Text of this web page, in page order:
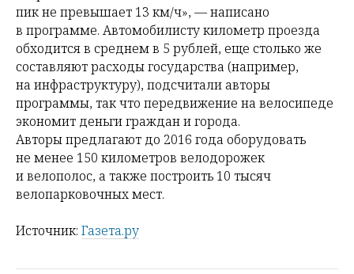
пик не превышает 13 км/ч», — написано
в программе. Автомобилисту километр проезда
обходится в среднем в 5 рублей, еще столько же
составляют расходы государства (например,
на инфраструктуру), подсчитали авторы
программы, так что передвижение на велосипеде
экономит деньги граждан и города.
Авторы предлагают до 2016 года оборудовать
не менее 150 километров велодорожек
и велополос, а также построить 10 тысяч
велопарковочных мест.
Источник: Газета.ру